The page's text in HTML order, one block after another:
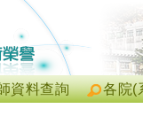
各院(
資料查詢